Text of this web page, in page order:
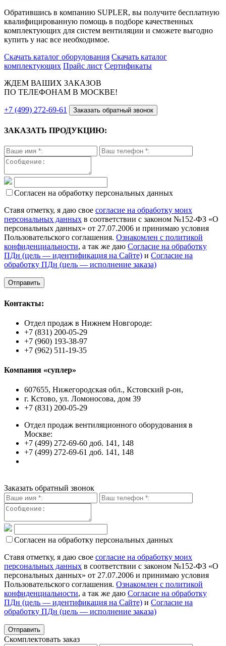
Обратившись в компанию SUPLER, вы получите бесплатную
квалифицированную помощь в подборе качественных
комплектующих для систем вентиляции и сможете выгодно
купить у нас все необходимое.
Скачать каталог оборудования Скачать каталог
комплектующих Прайс лист Сертификаты
ЖДЕМ ВАШИХ ЗАКАЗОВ
ПО ТЕЛЕФОНАМ В МОСКВЕ!
+7 (499) 272-69-61 Заказать обратный звонок
ЗАКАЗАТЬ ПРОДУКЦИЮ:
Согласен на обработку персональных данных
Ставя отметку, я даю свое согласие на обработку моих
персональных данных в соответствии с законом №152-ФЗ «О
персональных данных» от 27.07.2006 и принимаю условия
Пользовательского соглашения. Ознакомлен с политикой
конфиденциальности, а так же даю Согласие на обработку
ПДн (цель — идентификация на Сайте) и Согласие на
обработку ПДн (цель — исполнение заказа)
Контакты:
Отдел продаж в Нижнем Новгороде:
+7 (831) 200-05-29
+7 (960) 193-38-97
+7 (962) 511-19-35
Компания «суплер»
607655, Нижегородская обл., Кстовский р-он,
г. Кстово, ул. Ломоносова, дом 39
+7 (831) 200-05-29
Отдел продаж вентиляционного оборудования в
Москве:
+7 (499) 272-69-60 доб. 141, 148
+7 (499) 272-69-61 доб. 141, 148
Заказать обратный звонок
Согласен на обработку персональных данных
Ставя отметку, я даю свое согласие на обработку моих
персональных данных в соответствии с законом №152-ФЗ «О
персональных данных» от 27.07.2006 и принимаю условия
Пользовательского соглашения. Ознакомлен с политикой
конфиденциальности, а так же даю Согласие на обработку
ПДн (цель — идентификация на Сайте) и Согласие на
обработку ПДн (цель — исполнение заказа)
Скомплектовать заказ